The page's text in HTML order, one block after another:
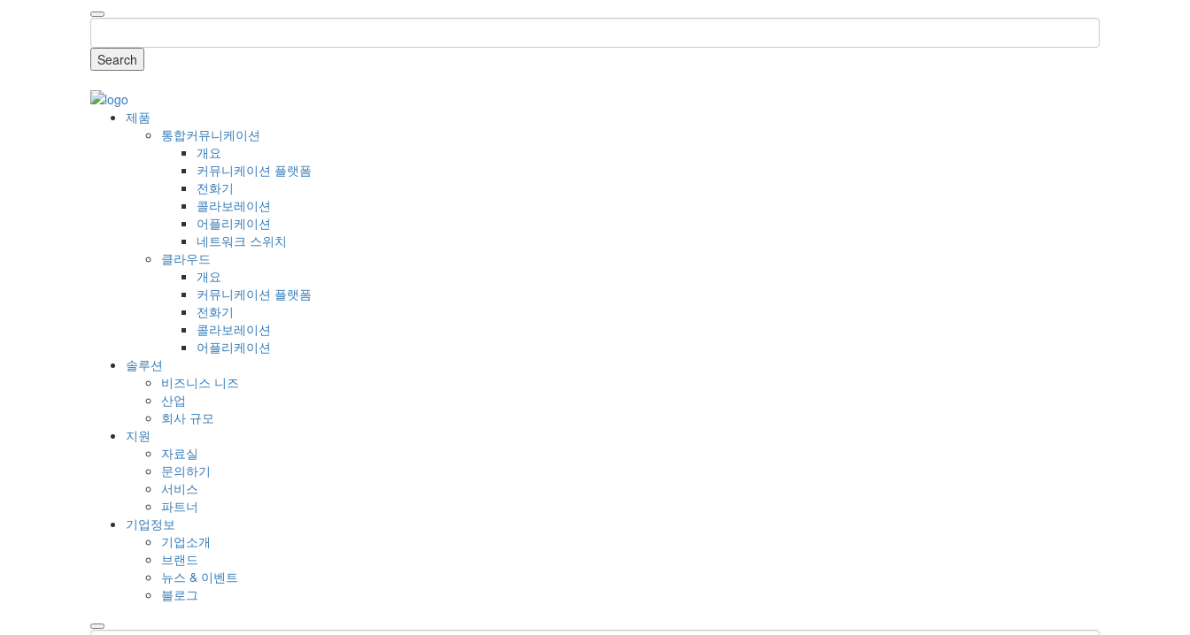
Search
제품
통합커뮤니케이션
개요
커뮤니케이션 플랫폼
전화기
콜라보레이션
어플리케이션
네트워크 스위치
클라우드
개요
커뮤니케이션 플랫폼
전화기
콜라보레이션
어플리케이션
솔루션
비즈니스 니즈
산업
회사 규모
지원
자료실
문의하기
서비스
파트너
기업정보
기업소개
브랜드
뉴스 & 이벤트
블로그